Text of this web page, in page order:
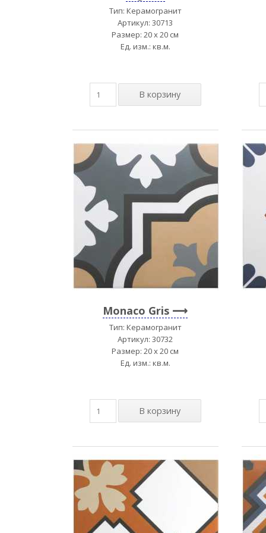
Тип: Керамогранит
Артикул: 30713
Размер: 20 x 20 см
Ед. изм.: кв.м.
Monaco Gris
Тип: Керамогранит
Артикул: 30732
Размер: 20 x 20 см
Ед. изм.: кв.м.